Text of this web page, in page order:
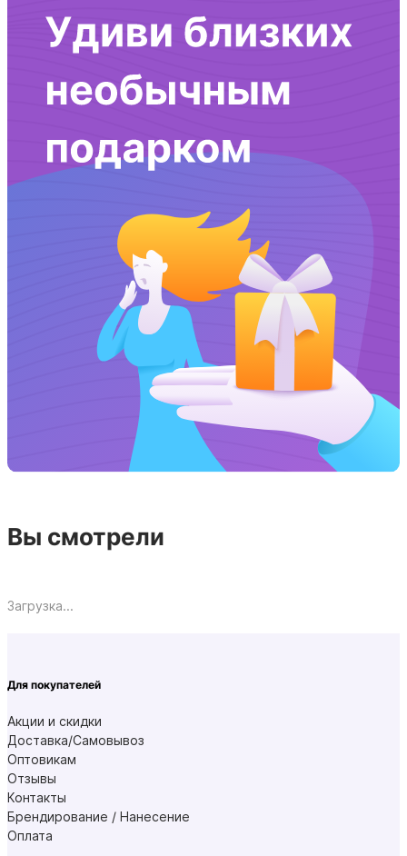
Вы смотрели
Загрузка...
Для покупателей
Акции и скидки
Доставка/Самовывоз
Оптовикам
Отзывы
Контакты
Брендирование / Нанесение
Оплата